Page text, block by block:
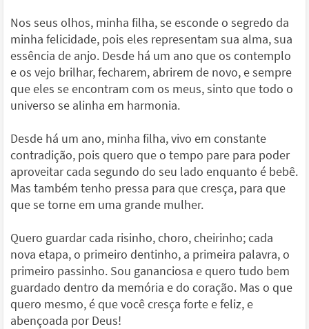
Nos seus olhos, minha filha, se esconde o segredo da
minha felicidade, pois eles representam sua alma, sua
essência de anjo. Desde há um ano que os contemplo
e os vejo brilhar, fecharem, abrirem de novo, e sempre
que eles se encontram com os meus, sinto que todo o
universo se alinha em harmonia.
Desde há um ano, minha filha, vivo em constante
contradição, pois quero que o tempo pare para poder
aproveitar cada segundo do seu lado enquanto é bebê.
Mas também tenho pressa para que cresça, para que
que se torne em uma grande mulher.
Quero guardar cada risinho, choro, cheirinho; cada
nova etapa, o primeiro dentinho, a primeira palavra, o
primeiro passinho. Sou gananciosa e quero tudo bem
guardado dentro da memória e do coração. Mas o que
quero mesmo, é que você cresça forte e feliz, e
abençoada por Deus!